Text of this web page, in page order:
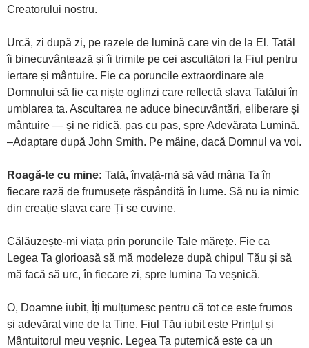
Creatorului nostru.
Urcă, zi după zi, pe razele de lumină care vin de la El. Tatăl
îi binecuvântează și îi trimite pe cei ascultători la Fiul pentru
iertare și mântuire. Fie ca poruncile extraordinare ale
Domnului să fie ca niște oglinzi care reflectă slava Tatălui în
umblarea ta. Ascultarea ne aduce binecuvântări, eliberare și
mântuire — și ne ridică, pas cu pas, spre Adevărata Lumină.
–Adaptare după John Smith. Pe mâine, dacă Domnul va voi.
Roagă-te cu mine: Tată, învață-mă să văd mâna Ta în
fiecare rază de frumusețe răspândită în lume. Să nu ia nimic
din creație slava care Ți se cuvine.
Călăuzește-mi viața prin poruncile Tale mărețe. Fie ca
Legea Ta glorioasă să mă modeleze după chipul Tău și să
mă facă să urc, în fiecare zi, spre lumina Ta veșnică.
O, Doamne iubit, Îți mulțumesc pentru că tot ce este frumos
și adevărat vine de la Tine. Fiul Tău iubit este Prințul și
Mântuitorul meu veșnic. Legea Ta puternică este ca un